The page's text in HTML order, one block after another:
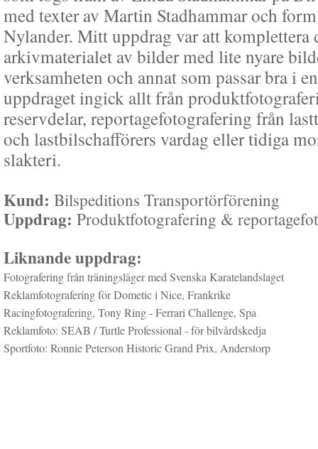
med texter av Martin Stadhammar och
Nylander. Mitt uppdrag var att komplettera
arkivmaterialet av bilder med lite nyare
verksamheten och annat som passar bra i
uppdraget ingick allt från
reservdelar, reportagefotografering från
och lastbilschafförers vardag eller tidiga
slakteri.
Kund: Bilspeditions Transportörförening
Uppdrag: Produktfotografering &
Liknande uppdrag:
Fotografering från träningsläger med Svenska Karatelandslaget
Reklamfotografering för Dometic i Nice, Frankrike
Racingfotografering, Tony Ring - Ferrari Challenge, Spa
Reklamfoto: SEAB / Turtle Professional - för bilvårdskedja
Sportfoto: Ronnie Peterson Historic Grand Prix, Anderstorp